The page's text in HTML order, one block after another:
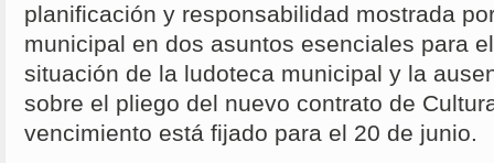
planificación y responsabilidad mostrada
municipal en dos asuntos esenciales para
situación de la ludoteca municipal y la
sobre el pliego del nuevo contrato de
vencimiento está fijado para el 20 de junio.